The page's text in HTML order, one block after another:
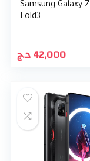
Samsung Galaxy Z
Fold3
42,000د.ج